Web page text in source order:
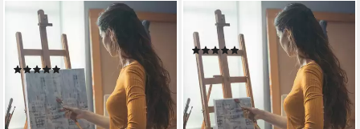
RELAXDAYS
Leinwand quadratisch 16er
Set
(1)
26,99 € UVP 59,99 €
-55%
lieferbar - in 2-3 Werktagen bei dir
RELAXDAYS
Leinwand 12er Set
(4)
24,99 € UVP 39,99 €
-38%
lieferbar - in 2-3 Werktagen bei dir